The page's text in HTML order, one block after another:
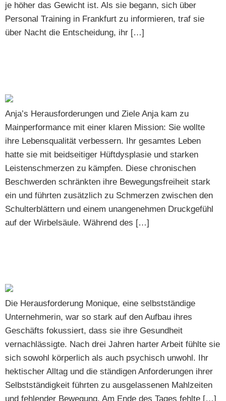
je höher das Gewicht ist. Als sie begann, sich über
Personal Training in Frankfurt zu informieren, traf sie
über Nacht die Entscheidung, ihr […]
Anja’s Herausforderungen und Ziele Anja kam zu
Mainperformance mit einer klaren Mission: Sie wollte
ihre Lebensqualität verbessern. Ihr gesamtes Leben
hatte sie mit beidseitiger Hüftdysplasie und starken
Leistenschmerzen zu kämpfen. Diese chronischen
Beschwerden schränkten ihre Bewegungsfreiheit stark
ein und führten zusätzlich zu Schmerzen zwischen den
Schulterblättern und einem unangenehmen Druckgefühl
auf der Wirbelsäule. Während des […]
Die Herausforderung Monique, eine selbstständige
Unternehmerin, war so stark auf den Aufbau ihres
Geschäfts fokussiert, dass sie ihre Gesundheit
vernachlässigte. Nach drei Jahren harter Arbeit fühlte sie
sich sowohl körperlich als auch psychisch unwohl. Ihr
hektischer Alltag und die ständigen Anforderungen ihrer
Selbstständigkeit führten zu ausgelassenen Mahlzeiten
und fehlender Bewegung. Am Ende des Tages fehlte […]